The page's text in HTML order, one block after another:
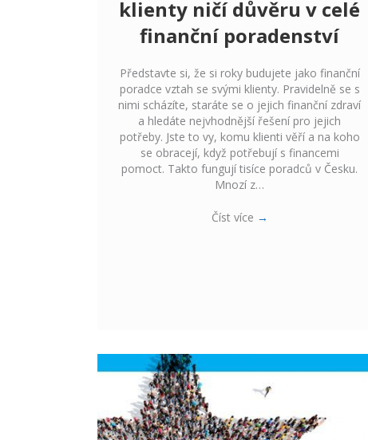
klienty ničí důvěru v celé
finanční poradenství
Představte si, že si roky budujete jako finanční
poradce vztah se svými klienty. Pravidelně se s
nimi scházíte, staráte se o jejich finanční zdraví
a hledáte nejvhodnější řešení pro jejich
potřeby. Jste to vy, komu klienti věří a na koho
se obracejí, když potřebují s financemi
pomoct. Takto fungují tisíce poradců v Česku.
Mnozí z…
Číst více →